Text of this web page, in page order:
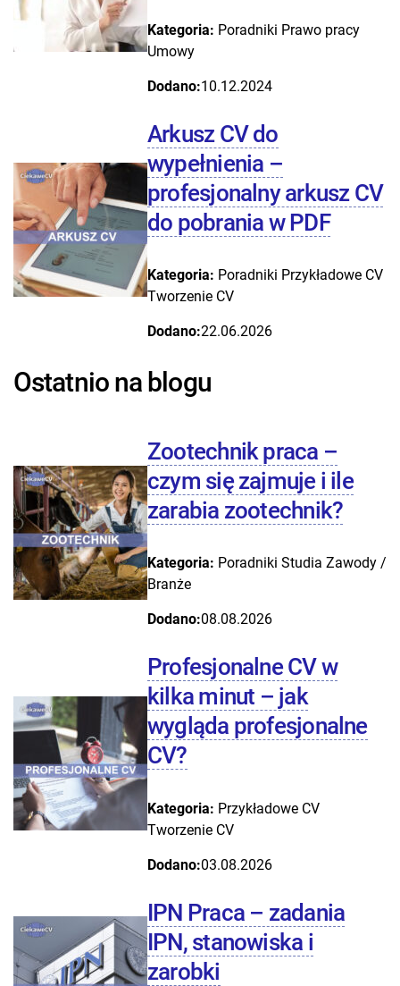
Kategoria: Poradniki Prawo pracy
Umowy
Dodano:10.12.2024
Arkusz CV do
wypełnienia –
profesjonalny arkusz CV
do pobrania w PDF
Kategoria: Poradniki Przykładowe CV
Tworzenie CV
Dodano:22.06.2026
Ostatnio na blogu
Zootechnik praca –
czym się zajmuje i ile
zarabia zootechnik?
Kategoria: Poradniki Studia Zawody /
Branże
Dodano:08.08.2026
Profesjonalne CV w
kilka minut – jak
wygląda profesjonalne
CV?
Kategoria: Przykładowe CV
Tworzenie CV
Dodano:03.08.2026
IPN Praca – zadania
IPN, stanowiska i
zarobki